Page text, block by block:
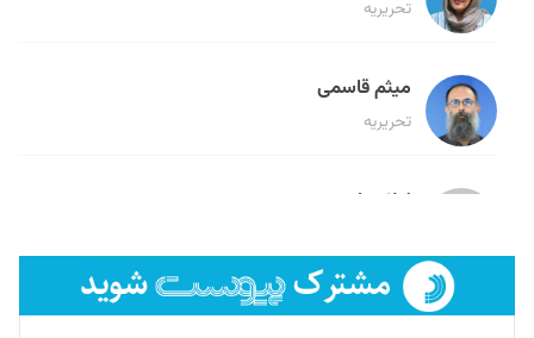
تحریریه
میثم قاسمی
تحریریه
لیلا حنارود
فائزه فتحی رستمی